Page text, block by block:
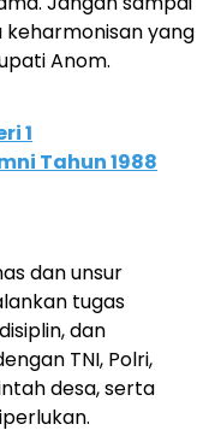
yang
Anom.
1
Tahun 1988
dan unsur
tugas
dan
TNI, Polri,
desa, serta